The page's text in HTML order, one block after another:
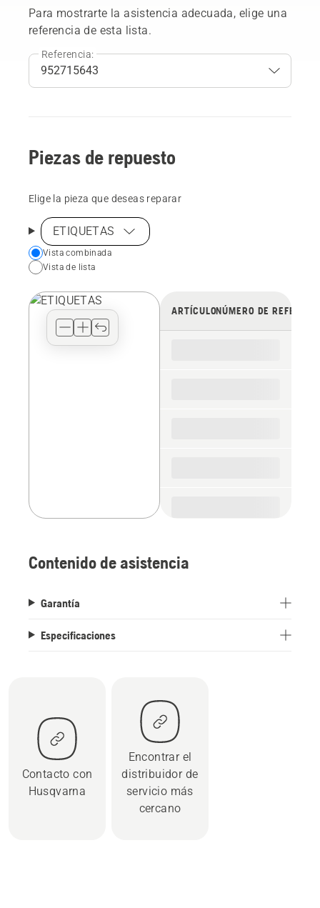
Para mostrarte la asistencia adecuada, elige una
referencia de esta lista.
Referencia:
Piezas de repuesto
Elige la pieza que deseas reparar
ETIQUETAS
Choose
your
view
Vista combinada
Vista de lista
ARTÍCULONÚMERO DE
Contenido de asistencia
Garantía
Especificaciones
Contacto con
Husqvarna
Encontrar el
distribuidor de
servicio más
cercano